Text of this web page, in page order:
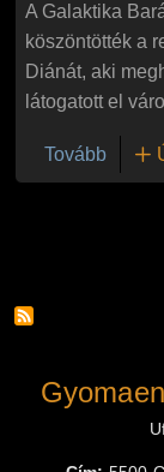
A Galaktika
köszöntötték a
Diánát, aki
látogatott el
Tovább(Ismét